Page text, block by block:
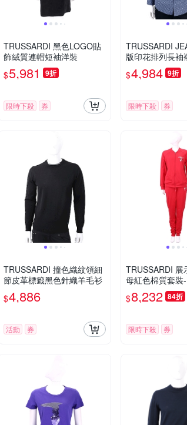
TRUSSARDI 黑色LOGO貼
飾絨質連帽短袖洋裝
$5,981 9折
限時下殺 券
TRUSSARDI
版印花排列長袖
$4,984 9折
限時下殺 券
TRUSSARDI 撞色織紋領細
節皮革標籤黑色針織羊毛衫
$4,886
活動 券
TRUSSARDI 展
母紅色棉質套裝
點染色痕)
$8,232 84折
限時下殺 券